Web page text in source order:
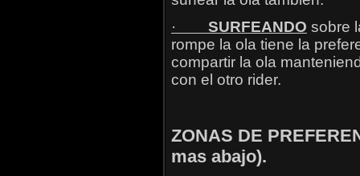
· SURFEANDO sobre
rompe la ola tiene la
compartir la ola
con el otro rider.
ZONAS DE
mas abajo).